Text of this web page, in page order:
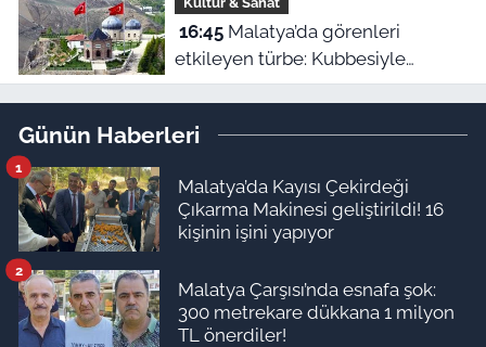
16:45Malatya’da görenleri
etkileyen türbe: Kubbesiyle
Kerbela’yı hatırlatıyor
Günün Haberleri
Malatya’da Kayısı Çekirdeği
Çıkarma Makinesi geliştirildi! 16
kişinin işini yapıyor
1
Malatya Çarşısı’nda esnafa şok:
300 metrekare dükkana 1 milyon
TL önerdiler!
2